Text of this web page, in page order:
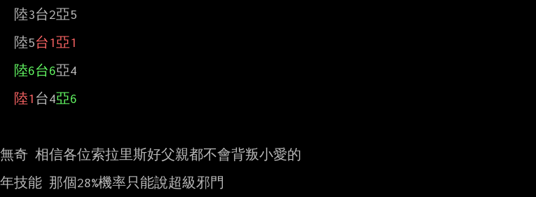
陸3台2亞5
陸5
台1亞1
陸6台6亞4
陸1 台4亞6
奇 相信各位索拉里斯好父親都不會背叛小愛的
技能 那個28%機率只能說超級邪門